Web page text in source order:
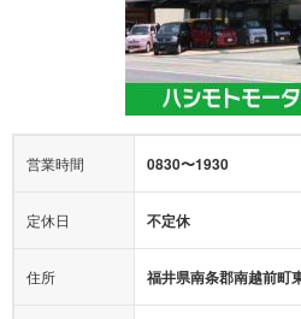
営業時間 0830〜1930
定休日 不定休
住所 福井県南条郡南越前町